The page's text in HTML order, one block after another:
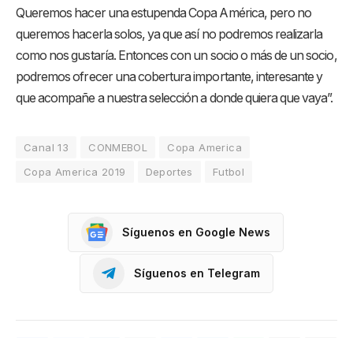
Queremos hacer una estupenda Copa América, pero no
queremos hacerla solos, ya que así no podremos realizarla
como nos gustaría. Entonces con un socio o más de un socio,
podremos ofrecer una cobertura importante, interesante y
que acompañe a nuestra selección a donde quiera que vaya”.
Canal 13 CONMEBOL
Copa America
Copa America 2019
Deportes Futbol
Síguenos en Google News
Síguenos en Telegram